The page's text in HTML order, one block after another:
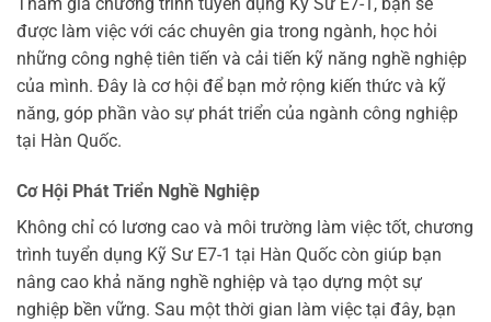
được làm việc với các chuyên gia trong ngành, học hỏi
những công nghệ tiên tiến và cải tiến kỹ năng nghề nghiệp
của mình. Đây là cơ hội để bạn mở rộng kiến thức và kỹ
năng, góp phần vào sự phát triển của ngành công nghiệp
tại Hàn Quốc.
Cơ Hội Phát Triển Nghề Nghiệp
Không chỉ có lương cao và môi trường làm việc tốt, chương
trình tuyển dụng Kỹ Sư E7-1 tại Hàn Quốc còn giúp bạn
nâng cao khả năng nghề nghiệp và tạo dựng một sự
nghiệp bền vững. Sau một thời gian làm việc tại đây, bạn